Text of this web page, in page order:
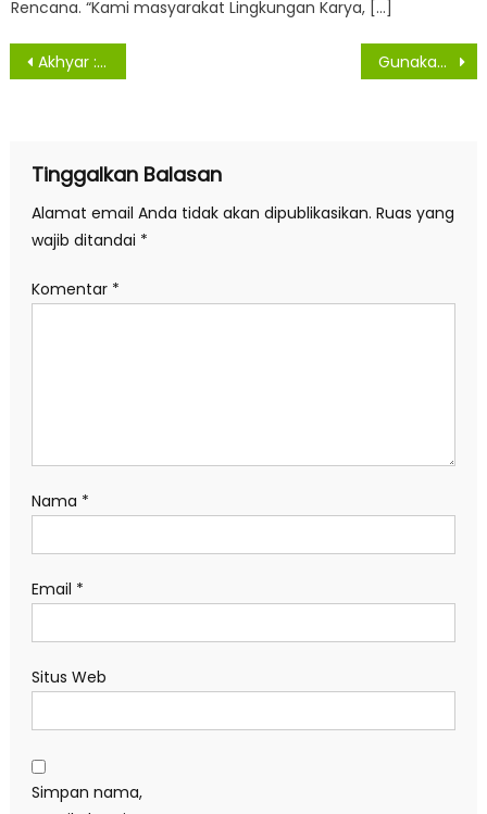
Rencana. “Kami masyarakat Lingkungan Karya, […]
Navigasi
Akhyar : Bekerjalah Dengan Ilmu Pengetahuan dan Sungguh-Sungguh Gunakan Dana Unregister Untuk Masyarakat Miskin Berobat
Tinggalkan Balasan
Alamat email Anda tidak akan dipublikasikan. Ruas yang
wajib ditandai *
Komentar *
Nama *
Email *
Situs Web
Simpan nama,